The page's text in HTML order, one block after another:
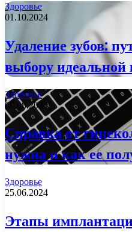
Здоровье
01.10.2024
Удаление зубов:
выбору
Здоровье
08.08.2024
Справка от
нужна и как ее
Здоровье
25.06.2024
Этапы